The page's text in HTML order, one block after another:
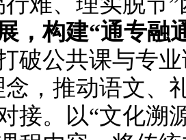
，构建“通专融
公共课与专业
念，推动语文、
接。以“文化